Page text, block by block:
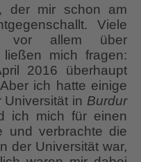
der mir schon am
Viele
vor allem über
mich fragen:
2016 überhaupt
ich hatte einige
in Burdur
ich mich für einen
und verbrachte die
der Universität war,